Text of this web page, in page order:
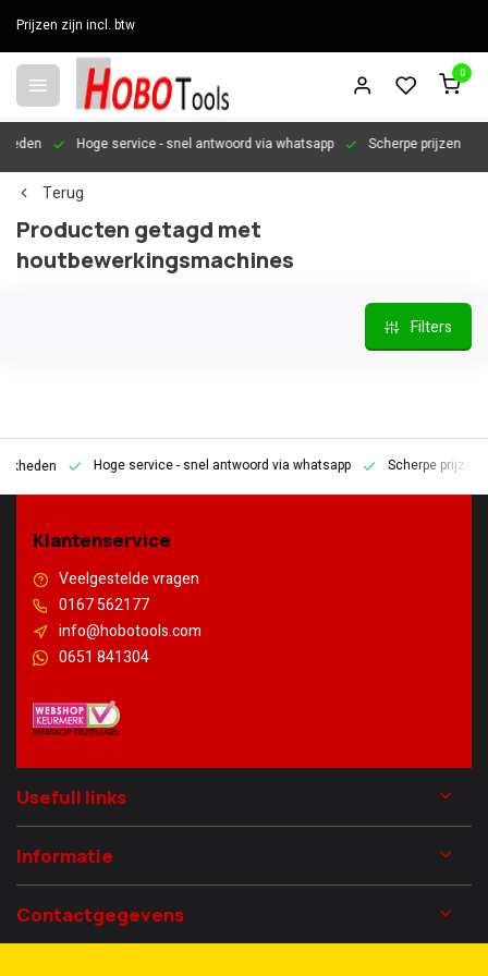
Prijzen zijn incl. btw
0
Hoge service- snel antwoord via whatsapp Scherpe prijzen
Terug
Producten getagd met
houtbewerkingsmachines
Filters
Hoge service- snel antwoord via whatsapp Scherpe prijzen
Klantenservice
Veelgestelde vragen
0167 562177
info@hobotools.com
0651 841304
Usefull links
Informatie
Contactgegevens